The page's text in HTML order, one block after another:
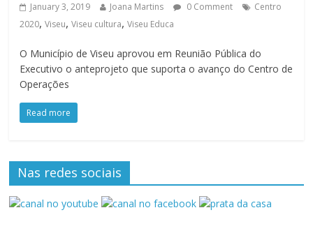
January 3, 2019 Joana Martins 0 Comment
Centro
2020,Viseu,Viseu cultura,Viseu Educa
O Município de Viseu aprovou em Reunião Pública do
Executivo o anteprojeto que suporta o avanço do Centro de
Operações
Read more
Nas redes sociais